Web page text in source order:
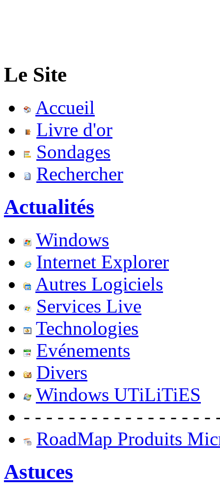
Le Site
Accueil
Livre d'or
Sondages
Rechercher
Actualités
Windows
Internet Explorer
Autres Logiciels
Services Live
Technologies
Evénements
Divers
Windows UTiLiTiES
- - - - - - - - - - - - - - - - -
RoadMap Produits
Astuces